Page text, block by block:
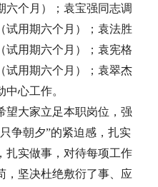
六个月）；袁宝强同志调
试用期六个月）；袁法胜
试用期六个月）；袁宪格
试用期六个月）；袁翠杰
心工作。
望大家立足本职岗位，强
争朝夕”的紧迫感，扎实
扎实做事，对待每项工作
，坚决杜绝敷衍了事、应